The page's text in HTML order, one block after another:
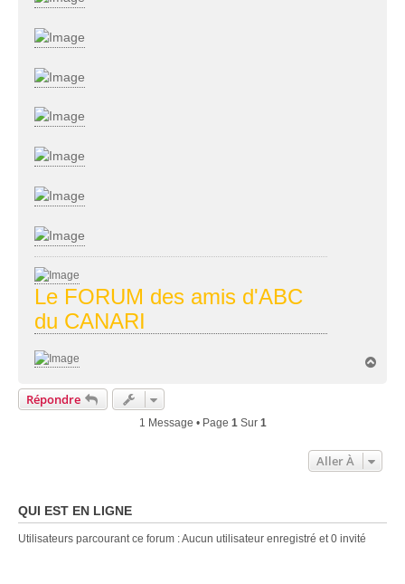
Le FORUM des amis d'ABC
du CANARI
Répondre
1 Message • Page 1Sur 1
Aller À
QUI EST EN LIGNE
Utilisateurs parcourant ce forum : Aucun utilisateur enregistré et 0 invité